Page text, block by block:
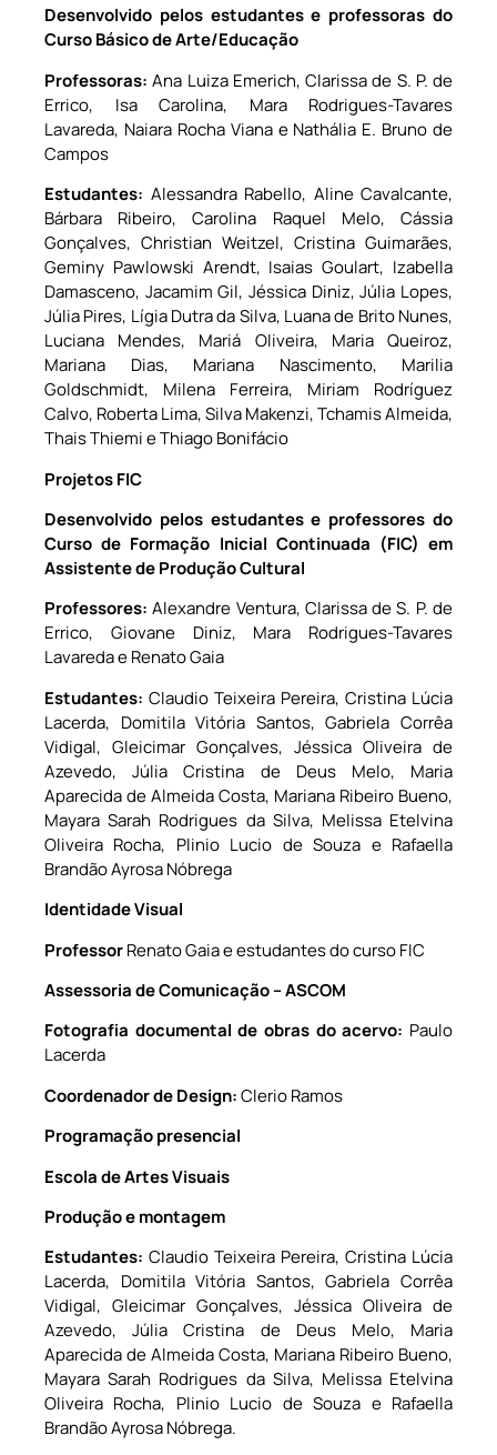
Desenvolvido pelos estudantes e professoras do
Curso Básico de Arte/Educação
Professoras:Ana Luiza Emerich, Clarissa de S. P. de
Errico, Isa Carolina, Mara Rodrigues-Tavares
Lavareda, Naiara Rocha Viana e Nathália E. Bruno de
Campos
Estudantes: Alessandra Rabello, Aline Cavalcante,
Bárbara Ribeiro, Carolina Raquel Melo, Cássia
Gonçalves, Christian Weitzel, Cristina Guimarães,
Geminy Pawlowski Arendt, Isaias Goulart, Izabella
Damasceno, Jacamim Gil, Jéssica Diniz, Júlia Lopes,
Júlia Pires, Lígia Dutra da Silva, Luana de Brito Nunes,
Luciana Mendes, Mariá Oliveira, Maria Queiroz,
Mariana Dias, Mariana Nascimento, Marilia
Goldschmidt, Milena Ferreira, Miriam Rodríguez
Calvo, Roberta Lima, Silva Makenzi, Tchamis Almeida,
Thais Thiemi e Thiago Bonifácio
Projetos FIC
Desenvolvido pelos estudantes e professores do
Curso de Formação Inicial Continuada (FIC) em
Assistente de Produção Cultural
Professores:Alexandre Ventura, Clarissa de S. P. de
Errico, Giovane Diniz, Mara Rodrigues-Tavares
Lavareda e Renato Gaia
Estudantes: Claudio Teixeira Pereira, Cristina Lúcia
Lacerda, Domitila Vitória Santos, Gabriela Corrêa
Vidigal, Gleicimar Gonçalves, Jéssica Oliveira de
Azevedo, Júlia Cristina de Deus Melo, Maria
Aparecida de Almeida Costa, Mariana Ribeiro Bueno,
Mayara Sarah Rodrigues da Silva, Melissa Etelvina
Oliveira Rocha, Plinio Lucio de Souza e Rafaella
Brandão Ayrosa Nóbrega
Identidade Visual
ProfessorRenato Gaia e estudantes do curso FIC
Assessoria de Comunicação – ASCOM
Fotografia documental de obras do acervo: Paulo
Lacerda
Coordenador de Design:Clerio Ramos
Programação presencial
Escola de Artes Visuais
Produção e montagem
Estudantes: Claudio Teixeira Pereira, Cristina Lúcia
Lacerda, Domitila Vitória Santos, Gabriela Corrêa
Vidigal, Gleicimar Gonçalves, Jéssica Oliveira de
Azevedo, Júlia Cristina de Deus Melo, Maria
Aparecida de Almeida Costa, Mariana Ribeiro Bueno,
Mayara Sarah Rodrigues da Silva, Melissa Etelvina
Oliveira Rocha, Plinio Lucio de Souza e Rafaella
Brandão Ayrosa Nóbrega.